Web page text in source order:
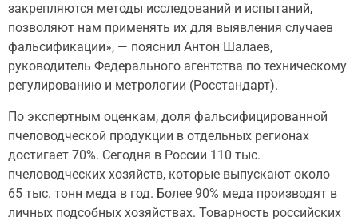
закрепляются методы исследований и испытаний,
позволяют нам применять их для выявления случаев
фальсификации», — пояснил Антон Шалаев,
руководитель Федерального агентства по техническому
регулированию и метрологии (Росстандарт).
По экспертным оценкам, доля фальсифицированной
пчеловодческой продукции в отдельных регионах
достигает 70%. Сегодня в России 110 тыс.
пчеловодческих хозяйств, которые выпускают около
65 тыс. тонн меда в год. Более 90% меда производят в
личных подсобных хозяйствах. Товарность российских